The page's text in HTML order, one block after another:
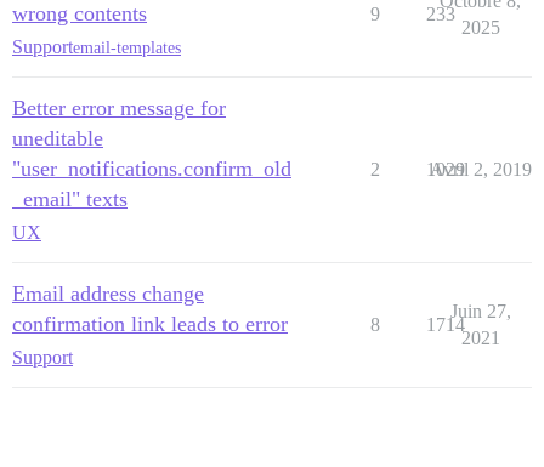
wrong contents
Supportemail-templates
9 233
2025
Better error message for
uneditable
"user_notifications.confirm_old
_email" texts
UX
2 1029
Avril 2, 2019
Email address change
confirmation link leads to error
Support
8 1714
Juin 27,
2021